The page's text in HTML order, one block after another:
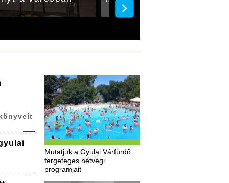
Mutatjuk a Gyulai Várfürdő
fergeteges hétvégi
programjait